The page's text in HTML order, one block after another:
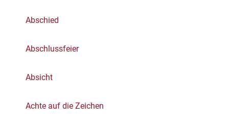
Abschied
Abschlussfeier
Absicht
Achte auf die Zeichen